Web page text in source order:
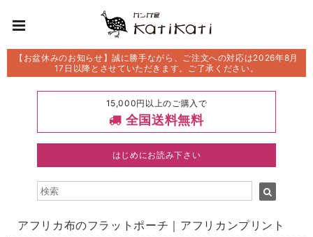
【お盆休みのお知らせ】誠に勝手ながら、ご注文への対応は2026年8月
17日以降とさせていただきます。ご了承ください。
15,000円以上のご購入で
全国送料無料
はじめにお読み下さい
アフリカ布のフラットポーチ｜アフリカンプリント